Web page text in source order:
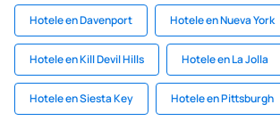
Hotele en Davenport Hotele en Nueva York
Hotele en Kill Devil Hills Hotele en La Jolla
Hotele en Siesta Key Hotele en Pittsburgh